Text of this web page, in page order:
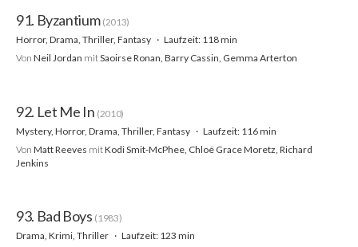
91. Byzantium (2013)
Horror, Drama, Thriller, Fantasy
Laufzeit: 118 min
Von Neil Jordan mitSaoirse Ronan, Barry Cassin, Gemma Arterton
92. Let Me In (2010)
Mystery, Horror, Drama, Thriller, Fantasy
Laufzeit: 116 min
Von Matt Reeves mitKodi Smit-McPhee, Chloë Grace Moretz, Richard
Jenkins
93. Bad Boys (1983)
Drama, Krimi, Thriller
Laufzeit: 123 min